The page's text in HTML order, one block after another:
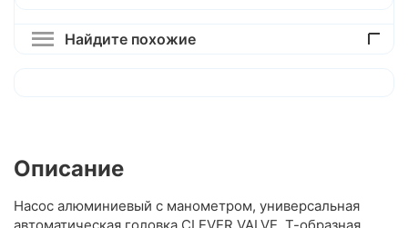
Найдите похожие
Описание
Насос алюминиевый с манометром, универсальная